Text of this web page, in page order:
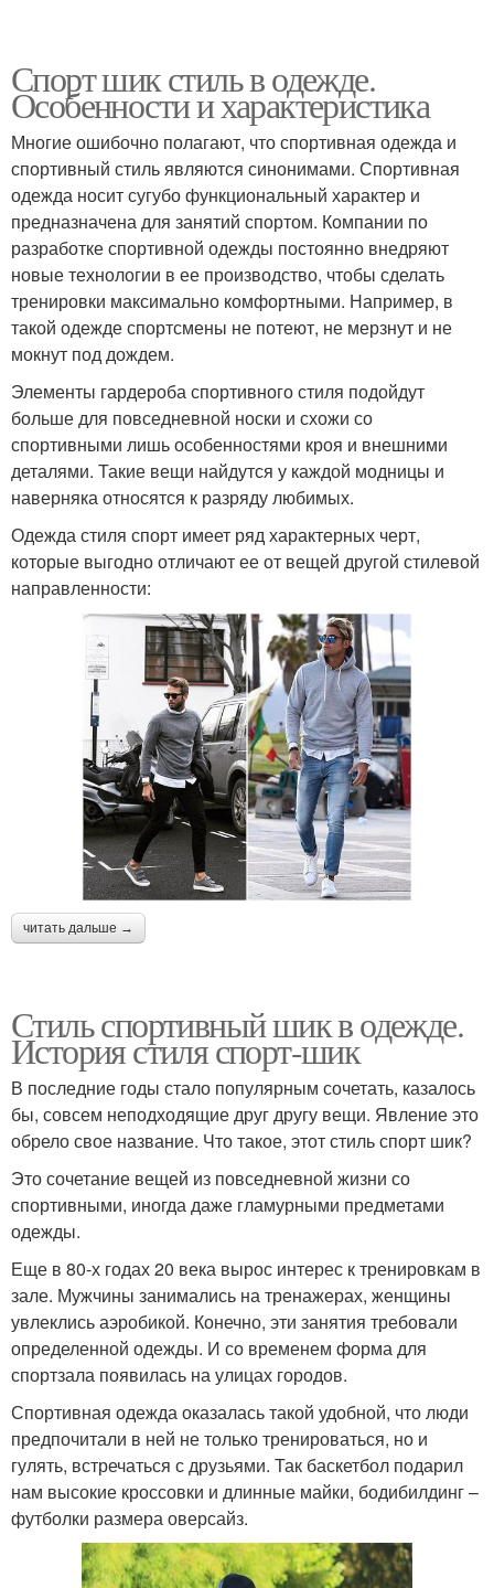
Спорт шик стиль в одежде.
Особенности и характеристика
Многие ошибочно полагают, что спортивная одежда и
спортивный стиль являются синонимами. Спортивная
одежда носит сугубо функциональный характер и
предназначена для занятий спортом. Компании по
разработке спортивной одежды постоянно внедряют
новые технологии в ее производство, чтобы сделать
тренировки максимально комфортными. Например, в
такой одежде спортсмены не потеют, не мерзнут и не
мокнут под дождем.
Элементы гардероба спортивного стиля подойдут
больше для повседневной носки и схожи со
спортивными лишь особенностями кроя и внешними
деталями. Такие вещи найдутся у каждой модницы и
наверняка относятся к разряду любимых.
Одежда стиля спорт имеет ряд характерных черт,
которые выгодно отличают ее от вещей другой стилевой
направленности:
читать дальше →
Стиль спортивный шик в одежде.
История стиля спорт-шик
В последние годы стало популярным сочетать, казалось
бы, совсем неподходящие друг другу вещи. Явление это
обрело свое название. Что такое, этот стиль спорт шик?
Это сочетание вещей из повседневной жизни со
спортивными, иногда даже гламурными предметами
одежды.
Еще в 80-х годах 20 века вырос интерес к тренировкам в
зале. Мужчины занимались на тренажерах, женщины
увлеклись аэробикой. Конечно, эти занятия требовали
определенной одежды. И со временем форма для
спортзала появилась на улицах городов.
Спортивная одежда оказалась такой удобной, что люди
предпочитали в ней не только тренироваться, но и
гулять, встречаться с друзьями. Так баскетбол подарил
нам высокие кроссовки и длинные майки, бодибилдинг –
футболки размера оверсайз.